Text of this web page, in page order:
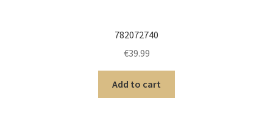
782072740
€39.99
Add to cart